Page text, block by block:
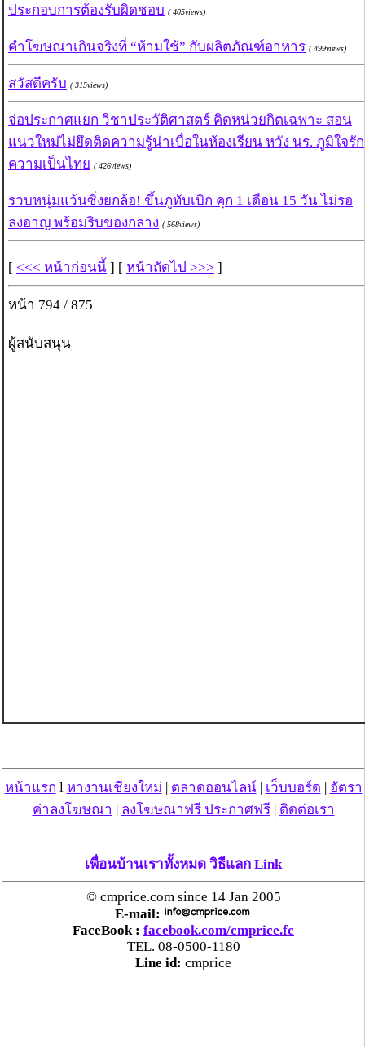
ประกอบการต้องรับผิดชอบ ( 405views)
คำโฆษณาเกินจริงที่ “ห้ามใช้” กับผลิตภัณฑ์อาหาร ( 499views)
สวัสดีครับ ( 315views)
จ่อประกาศแยก วิชาประวัติศาสตร์ คิดหน่วยกิตเฉพาะ สอน
แนวใหม่ไม่ยึดติดความรู้น่าเบื่อในห้องเรียน หวัง นร. ภูมิใจรัก
ความเป็นไทย ( 426views)
รวบหนุ่มแว้นซิ่งยกล้อ! ขึ้นภูทับเบิก คุก 1 เดือน 15 วัน ไม่รอ
ลงอาญ พร้อมริบของกลาง ( 568views)
[ <<< หน้าก่อนนี้ ] [ หน้าถัดไป >>> ]
หน้า 794 / 875
ผู้สนับสนุน
หน้าแรก l หางานเชียงใหม่ | ตลาดออนไลน์| เว็บบอร์ด | อัตรา
ค่าลงโฆษณา | ลงโฆษณาฟรี ประกาศฟรี| ติดต่อเรา
เพื่อนบ้านเราทั้งหมด วิธีแลก Link
© cmprice.com since 14 Jan 2005
E-mail:
FaceBook : facebook.com/cmprice.fc
TEL. 08-0500-1180
Line id: cmprice